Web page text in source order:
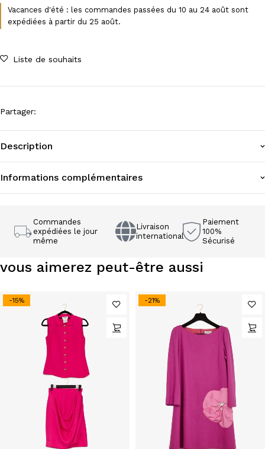
Vacances d'été : les commandes passées du 10 au 24 août sont
expédiées à partir du 25 août.
Liste de souhaits
Partager:
Description
Informations complémentaires
Commandes
expédiées le jour
même
Livraison
international
Paiement
100%
Sécurisé
vous aimerez peut-être aussi
-15% -21%